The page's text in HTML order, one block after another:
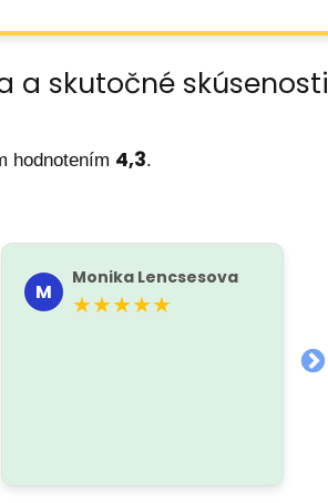
a skutočné skúsenosti
hodnotením 4,3.
M
Monika Lencsesova
★★★★★